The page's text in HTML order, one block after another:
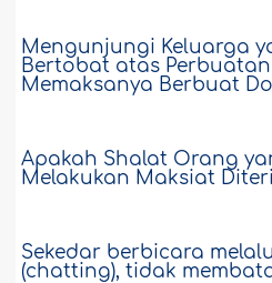
Mengunjungi Keluarga
Bertobat atas Perbuatan
Memaksanya Berbuat
Apakah Shalat Orang
Melakukan Maksiat
Sekedar berbicara
(chatting), tidak